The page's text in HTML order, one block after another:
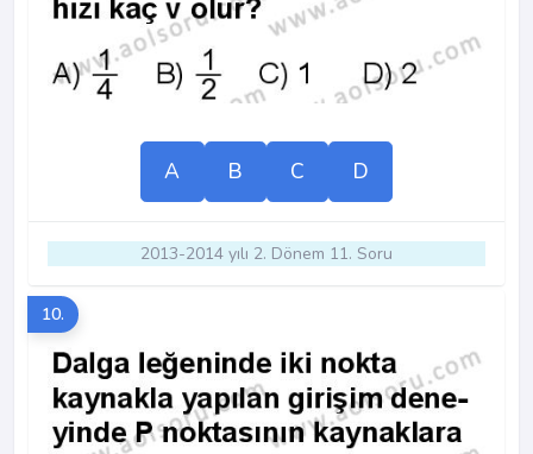
A B C D
2013-2014 yılı 2. Dönem 11. Soru
10.